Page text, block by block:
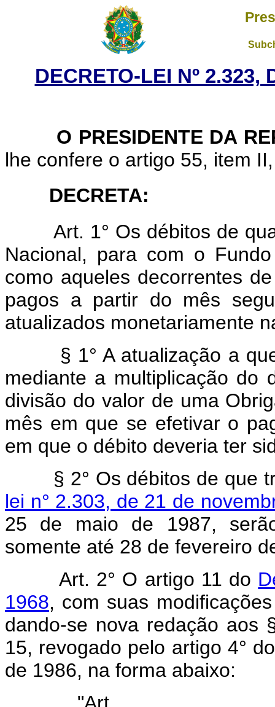
DECRETO-LEI Nº 2.323,
O PRESIDENTE DA
lhe confere o artigo 55, item
DECRETA:
Art. 1° Os débitos de
Nacional, para com o
como aqueles decorrentes
pagos a partir do mês
atualizados monetariamente
§ 1° A atualização a que
mediante a multiplicação do
divisão do valor de uma
mês em que se efetivar o
em que o débito deveria ter
§ 2° Os débitos de que
lei n° 2.303, de 21 de
25 de maio de 1987,
somente até 28 de fevereiro
Art. 2° O artigo 11 do
1968, com suas
dando-se nova redação aos
15, revogado pelo artigo 4°
de 1986, na forma abaixo: